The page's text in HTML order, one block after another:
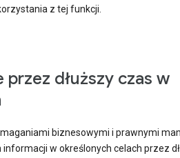
z tej funkcji.
dłuższy czas w
biznesowymi i prawnymi
w określonych celach przez